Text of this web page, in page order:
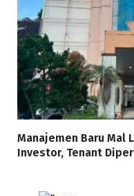
Manajemen Baru Mal
Investor, Tenant